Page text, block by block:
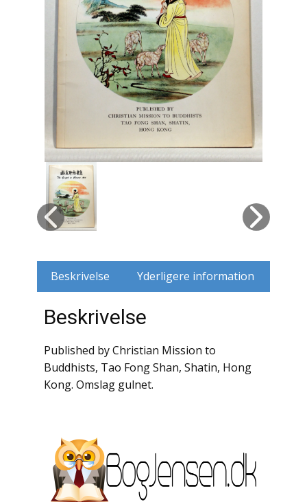
Fantasy / Sciencefiction
Filosofi
Håndarbejde
Håndværk
Hobby
Hus / Have
Husdyr
Jernbaner
Kirkehistorie / Religion
Krige / Slag
Krop / Sind
Landbrug / Skovbrug
Litteraturhistorie
Beskrivelse Yderligere information
Beskrivelse
Published by Christian Mission to
Buddhists, Tao Fong Shan, Shatin, Hong
Kong. Omslag gulnet.